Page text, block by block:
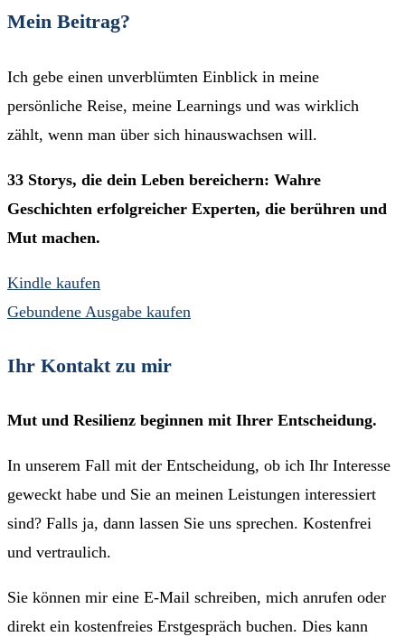
Mein Beitrag?
Ich gebe einen unverblümten Einblick in meine
persönliche Reise, meine Learnings und was wirklich
zählt, wenn man über sich hinauswachsen will.
33 Storys, die dein Leben bereichern: Wahre
Geschichten erfolgreicher Experten, die berühren und
Mut machen.
Kindle kaufen
Gebundene Ausgabe kaufen
Ihr Kontakt zu mir
Mut und Resilienz beginnen mit Ihrer Entscheidung.
In unserem Fall mit der Entscheidung, ob ich Ihr Interesse
geweckt habe und Sie an meinen Leistungen interessiert
sind? Falls ja, dann lassen Sie uns sprechen. Kostenfrei
und vertraulich.
Sie können mir eine E-Mail schreiben, mich anrufen oder
direkt ein kostenfreies Erstgespräch buchen. Dies kann